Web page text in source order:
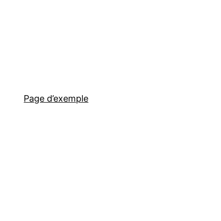
Page d’exemple